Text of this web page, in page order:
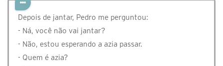
Depois de jantar, Pedro me perguntou:
- Ná, você não vai jantar?
- Não, estou esperando a azia passar.
- Quem é azia?